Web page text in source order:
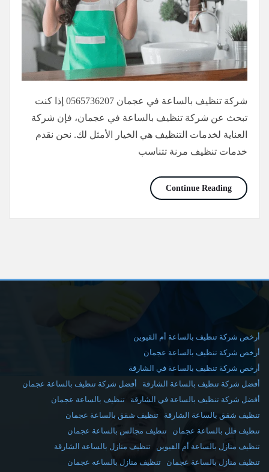
شركة تنظيف بالساعة في عجمان 0565736207 إذا كنت
تبحث عن شركة تنظيف بالساعة في عجمان، فإن شركة
العناية لخدمات التنظيف هي الخيار الأمثل لك. نحن نقدم
خدمات تنظيف مرنة تتناسب
Continue Readingشركة تنظيف بالساعة عجمان/0565736207
أرخص شركة تنظيف بالساعة أم القيوين
أرخص شركة تنظيف بالساعة عجمان
أرخص شركة تنظيف بالساعة في الشارقة
أفضل شركة تنظيف بالساعة الشارقة
أفضل شركة تنظيف بالساعة عجمان
أفضل شركة تنظيف بالساعة في الشارقة
تنظيف بالساعة عجمان
تنظيف شقق بالساعة الشارقة
تنظيف شقق بالساعة عجمان
تنظيف فلل بالساعة عجمان
تنظيف مجالس بالساعة عجمان
تنظيف منازل بالساعة أم القيوين
تنظيف منازل بالساعة الشارقة
تنظيف منازل بالساعة عجمان
تنظيف منازل بالساعه عجمان